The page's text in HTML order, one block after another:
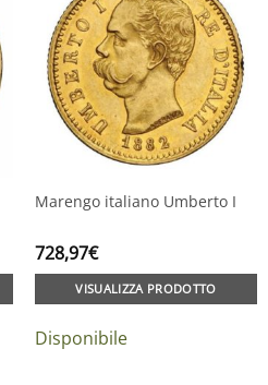
Marengo italiano Umberto I
728,97€
VISUALIZZA PRODOTTO
Disponibile